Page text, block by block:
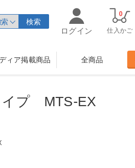
検索
ログイン
仕入かご
0
ィア掲載商品 全商品
イプ MTS-EX